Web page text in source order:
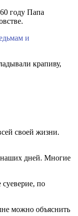
году Папа
и
крапиву,
своей жизни.
наших дней. Многие
суеверие, по
можно объяснить